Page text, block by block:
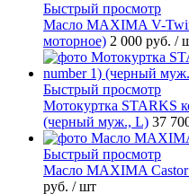
Быстрый просмотр
Масло MAXIMA V-
моторное) 2 000 руб. /
Быстрый просмотр
Мотокуртка STARKS
(черный муж., L) 37
Быстрый просмотр
Масло MAXIMA Castor
руб. / шт